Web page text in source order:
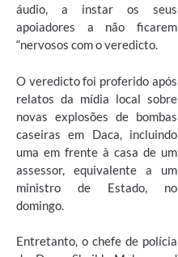
áudio, a instar os seus
apoiadores a não ficarem
“nervosos com o veredicto.
O veredicto foi proferido após
relatos da mídia local sobre
novas explosões de bombas
caseiras em Daca, incluindo
uma em frente à casa de um
assessor, equivalente a um
ministro de Estado, no
domingo.
Entretanto, o chefe de polícia